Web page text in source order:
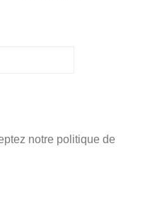
notre politique de